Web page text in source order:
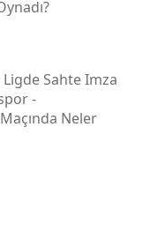
Sahte Imza
-
Neler